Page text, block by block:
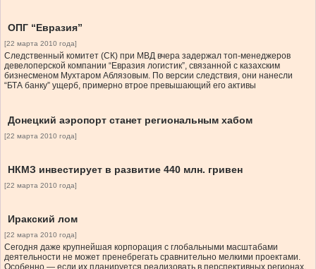
ОПГ “Евразия”
[22 марта 2010 года]
Следственный комитет (СК) при МВД вчера задержал топ-менеджеров
девелоперской компании “Евразия логистик”, связанной с казахским
бизнесменoм Мухтаром Аблязовым. По версии следствия, они нанесли
“БТА банку” ущерб, примерно втрое превышающий его активы
Донецкий аэропорт станет региональным хабом
[22 марта 2010 года]
НКМЗ инвестирует в развитие 440 млн. гривен
[22 марта 2010 года]
Иракский лом
[22 марта 2010 года]
Сегодня даже крупнейшая корпорация с глобальными масштабами
деятельности не может пренебрегать сравнительно мелкими проектами.